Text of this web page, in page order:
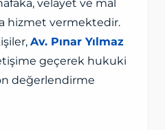
velayet ve mal
hizmet vermektedir.
Av. Pınar Yılmaz
geçerek hukuki
değerlendirme